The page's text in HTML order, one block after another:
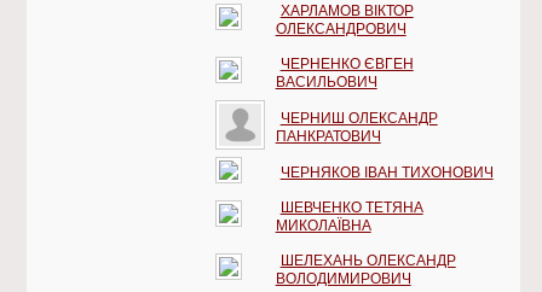
ХАРЛАМОВ ВІКТОР
ОЛЕКСАНДРОВИЧ
ЧЕРНЕНКО ЄВГЕН
ВАСИЛЬОВИЧ
ЧЕРНИШ ОЛЕКСАНДР
ПАНКРАТОВИЧ
ЧЕРНЯКОВ ІВАН ТИХОНОВИЧ
ШЕВЧЕНКО ТЕТЯНА
МИКОЛАЇВНА
ШЕЛЕХАНЬ ОЛЕКСАНДР
ВОЛОДИМИРОВИЧ